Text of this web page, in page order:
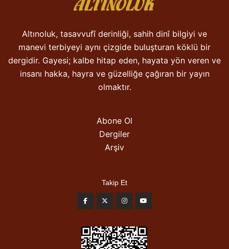
Altınoluk, tasavvufî derinliği, sahih dinî bilgiyi ve
manevi terbiyeyi aynı çizgide buluşturan köklü bir
dergidir. Gayesi; kalbe hitap eden, hayata yön veren ve
insanı hakka, hayra ve güzelliğe çağıran bir yayın
olmaktır.
Abone Ol
Dergiler
Arşiv
Takip Et